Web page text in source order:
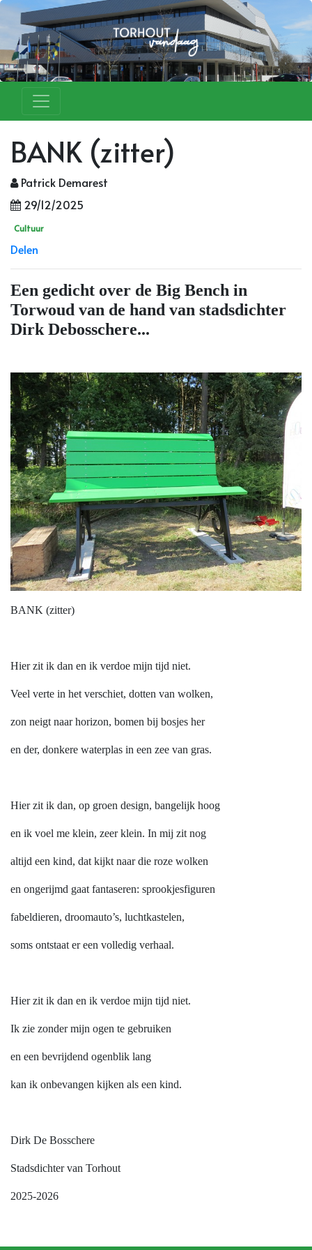
BANK (zitter)
Patrick Demarest
29/12/2025
Cultuur
Delen
Een gedicht over de Big Bench in
Torwoud van de hand van stadsdichter
Dirk Debosschere...
BANK (zitter)
Hier zit ik dan en ik verdoe mijn tijd niet.
Veel verte in het verschiet, dotten van wolken,
zon neigt naar horizon, bomen bij bosjes her
en der, donkere waterplas in een zee van gras.
Hier zit ik dan, op groen design, bangelijk hoog
en ik voel me klein, zeer klein. In mij zit nog
altijd een kind, dat kijkt naar die roze wolken
en ongerijmd gaat fantaseren: sprookjesfiguren
fabeldieren, droomauto’s, luchtkastelen,
soms ontstaat er een volledig verhaal.
Hier zit ik dan en ik verdoe mijn tijd niet.
Ik zie zonder mijn ogen te gebruiken
en een bevrijdend ogenblik lang
kan ik onbevangen kijken als een kind.
Dirk De Bosschere
Stadsdichter van Torhout
2025-2026